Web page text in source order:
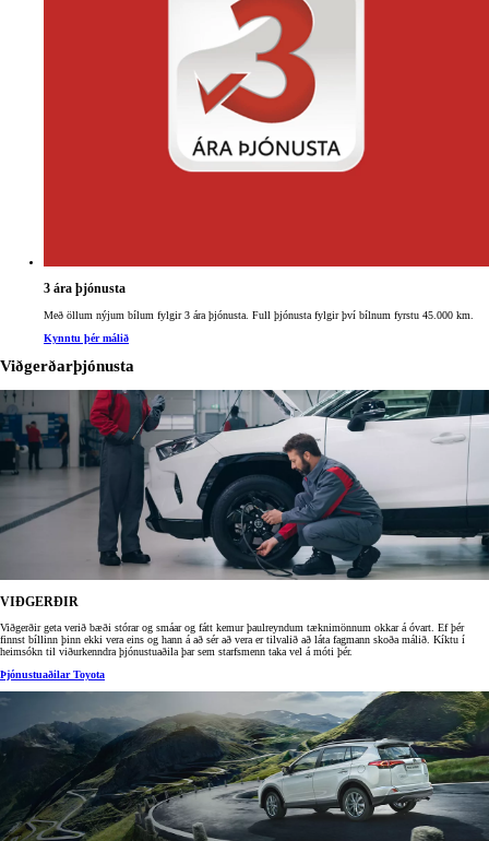
3 ára þjónusta
Með öllum nýjum bílum fylgir 3 ára þjónusta. Full þjónusta fylgir því bílnum fyrstu 45.000 km.
Kynntu þér málið
Viðgerðarþjónusta
VIÐGERÐIR
Viðgerðir geta verið bæði stórar og smáar og fátt kemur þaulreyndum tæknimönnum okkar á óvart. Ef þér
finnst bíllinn þinn ekki vera eins og hann á að sér að vera er tilvalið að láta fagmann skoða málið. Kíktu í
heimsókn til viðurkenndra þjónustuaðila þar sem starfsmenn taka vel á móti þér.
Þjónustuaðilar Toyota